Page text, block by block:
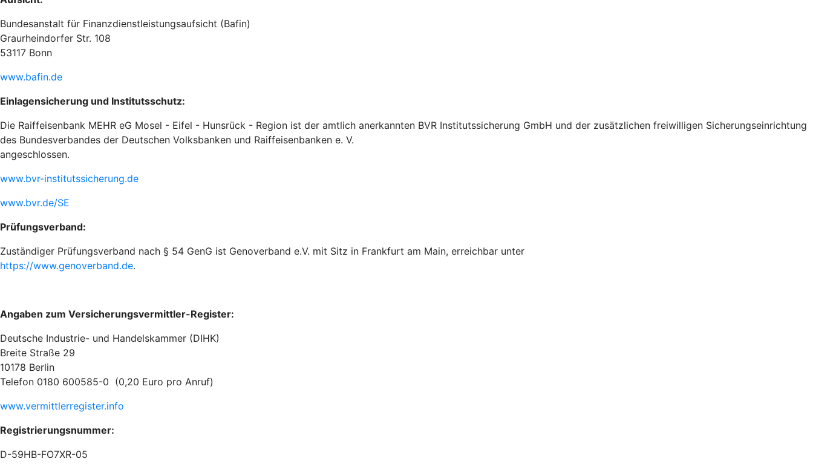
Bundesanstalt für Finanzdienstleistungsaufsicht (Bafin)
Graurheindorfer Str. 108
53117 Bonn
www.bafin.de
Einlagensicherung und Institutsschutz:
Die Raiffeisenbank MEHR eG Mosel - Eifel - Hunsrück - Region ist der amtlich anerkannten BVR Institutssicherung GmbH und der zusätzlichen freiwilligen Sicherungseinrichtung
des Bundesverbandes der Deutschen Volksbanken und Raiffeisenbanken e. V.
angeschlossen.
www.bvr-institutssicherung.de
www.bvr.de/SE
Prüfungsverband:
Zuständiger Prüfungsverband nach § 54 GenG ist Genoverband e.V. mit Sitz in Frankfurt am Main, erreichbar unter
https://www.genoverband.de.
Angaben zum Versicherungsvermittler-Register:
Deutsche Industrie- und Handelskammer (DIHK)
Breite Straße 29
10178 Berlin
Telefon 0180 600585-0 (0,20 Euro pro Anruf)
www.vermittlerregister.info
Registrierungsnummer:
D-59HB-FO7XR-05